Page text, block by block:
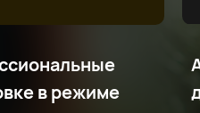
в режиме